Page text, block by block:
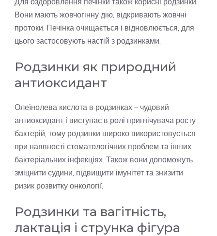
Вони мають жовчогінну дію, відкривають жовчні
протоки. Печінка очищається і відновлюється, для
цього застосовують настій з родзинками.
Родзинки як природний
антиоксидант
Олеїнолева кислота в родзинках – чудовий
антиоксидант і виступає в ролі пригнічувача росту
бактерій, тому родзинки широко використовується
при наявності стоматологічних проблем та інших
бактеріальних інфекціях. Також вони допоможуть
зміцнити судини, підвищити імунітет та знизити
ризик розвитку онкології.
Родзинки та вагітність,
лактація і струнка фігура